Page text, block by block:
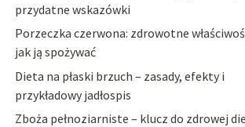
przydatne wskazówki
Porzeczka czerwona: zdrowotne
jak ją spożywać
Dieta na płaski brzuch – zasady, efekty i
przykładowy jadłospis
Zboża pełnoziarniste – klucz do zdrowej